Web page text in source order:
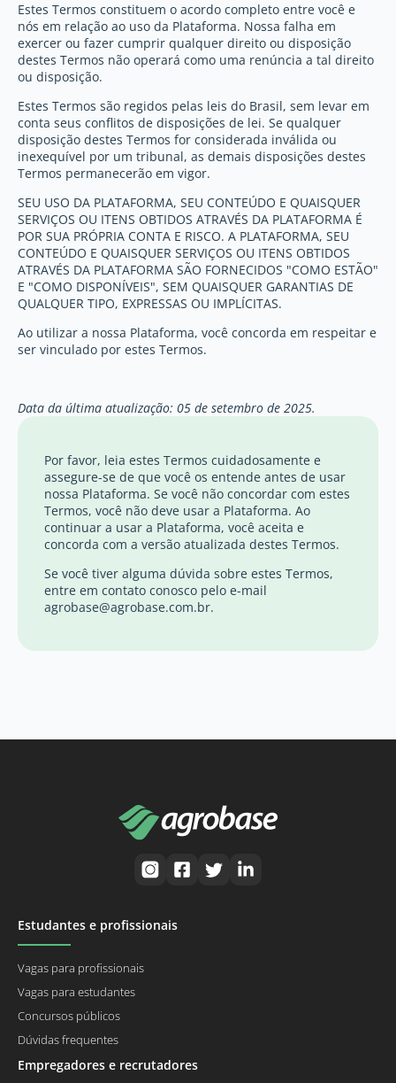
Estes Termos constituem o acordo completo entre você e
nós em relação ao uso da Plataforma. Nossa falha em
exercer ou fazer cumprir qualquer direito ou disposição
destes Termos não operará como uma renúncia a tal direito
ou disposição.
Estes Termos são regidos pelas leis do Brasil, sem levar em
conta seus conflitos de disposições de lei. Se qualquer
disposição destes Termos for considerada inválida ou
inexequível por um tribunal, as demais disposições destes
Termos permanecerão em vigor.
SEU USO DA PLATAFORMA, SEU CONTEÚDO E QUAISQUER
SERVIÇOS OU ITENS OBTIDOS ATRAVÉS DA PLATAFORMA É
POR SUA PRÓPRIA CONTA E RISCO. A PLATAFORMA, SEU
CONTEÚDO E QUAISQUER SERVIÇOS OU ITENS OBTIDOS
ATRAVÉS DA PLATAFORMA SÃO FORNECIDOS "COMO ESTÃO"
E "COMO DISPONÍVEIS", SEM QUAISQUER GARANTIAS DE
QUALQUER TIPO, EXPRESSAS OU IMPLÍCITAS.
Ao utilizar a nossa Plataforma, você concorda em respeitar e
ser vinculado por estes Termos.
Data da última atualização: 05 de setembro de 2025.
Por favor, leia estes Termos cuidadosamente e
assegure-se de que você os entende antes de usar
nossa Plataforma. Se você não concordar com estes
Termos, você não deve usar a Plataforma. Ao
continuar a usar a Plataforma, você aceita e
concorda com a versão atualizada destes Termos.
Se você tiver alguma dúvida sobre estes Termos,
entre em contato conosco pelo e-mail
agrobase@agrobase.com.br.
Estudantes e profissionais
Vagas para profissionais
Vagas para estudantes
Concursos públicos
Dúvidas frequentes
Empregadores e recrutadores